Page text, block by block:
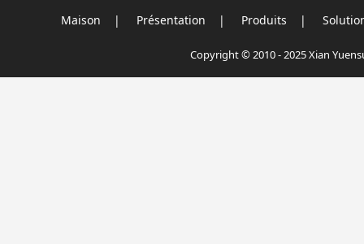
Maison | Présentation | Produits |
Copyright © 2010 - 2025 Xian